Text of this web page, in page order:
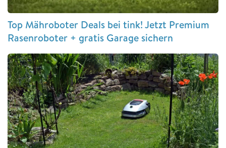
Top Mähroboter Deals bei tink! Jetzt Premium
Rasenroboter + gratis Garage sichern